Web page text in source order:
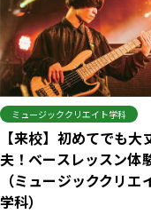
ミュージッククリエイト学科
【来校】初めてでも大
夫！ベースレッスン体
（ミュージッククリエ
学科）